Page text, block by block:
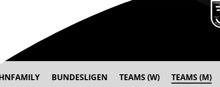
BUNDESLIGEN TEAMS (W) TEAMS (M)